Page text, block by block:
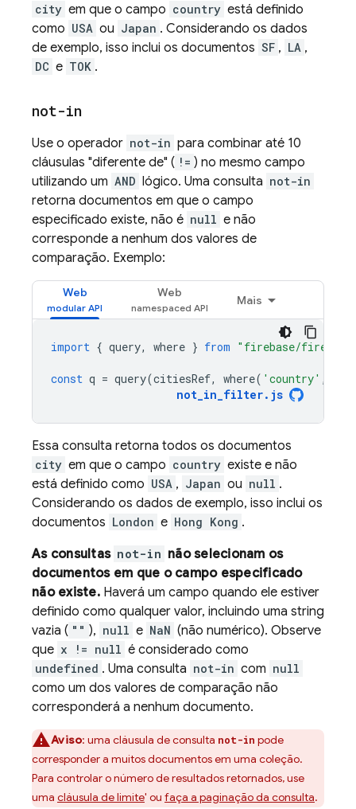
city em que o campo country está definido
como USA ou Japan . Considerando os dados
de exemplo, isso inclui os documentos SF , LA ,
DC e TOK .
not-in
Use o operador not-in para combinar até 10
cláusulas "diferente de" ( != ) no mesmo campo
utilizando um AND lógico. Uma consulta not-in
retorna documentos em que o campo
especificado existe, não é null e não
corresponde a nenhum dos valores de
comparação. Exemplo:
Web Web
Mais
import { query, where } from "firebase/
const q = query(citiesRef, where( 'country' ,
not_in_filter. js
Essa consulta retorna todos os documentos
city em que o campo country existe e não
está definido como USA , Japan ou null .
Considerando os dados de exemplo, isso inclui os
documentos London e Hong Kong .
As consultas not-in não selecionam os
documentos em que o campo especificado
não existe.Haverá um campo quando ele estiver
definido como qualquer valor, incluindo uma string
vazia ( "" ), null e NaN (não numérico). Observe
que x != null é considerado como
undefined . Uma consulta not-in com null
como um dos valores de comparação não
corresponderá a nenhum documento.
Aviso: uma cláusula de consulta not-in pode
corresponder a muitos documentos em uma coleção.
Para controlar o número de resultados retornados, use
uma cláusula de limite' ou faça a paginação da consulta.